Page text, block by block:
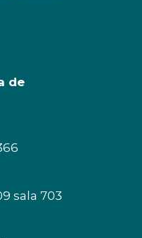
de
sala 703